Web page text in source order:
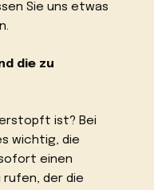
Sie uns etwas
die zu
ist? Bei
wichtig, die
einen
rufen, der die